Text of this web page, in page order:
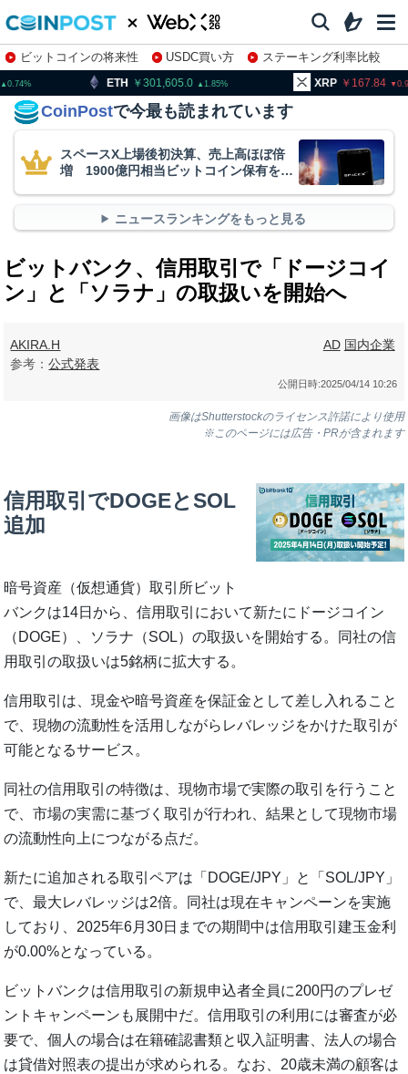
ビットコインの将来性 USDC買い方
ステーキング利率比較
株特集・関連銘柄
301,605.0 XRP 167.84 BNB
CoinPostで今最も読まれています
スペースX上場後初決算、売上高ほぼ倍
増 1900億円相当ビットコイン保有を継
ニュースランキングをもっと見る
ビットバンク、信用取引で「ドージコイ
ン」と「ソラナ」の取扱いを開始へ
AKIRA.H
参考：公式発表
AD 国内企業
公開日時:2025/04/14 10:26
画像はShutterstockのライセンス許諾により使用
※このページには広告・PRが含まれます
信用取引でDOGEとSOL
追加
暗号資産（仮想通貨）取引所ビット
バンクは14日から、信用取引において新たにドージコイン
（DOGE）、ソラナ（SOL）の取扱いを開始する。同社の信
用取引の取扱いは5銘柄に拡大する。
信用取引は、現金や暗号資産を保証金として差し入れること
で、現物の流動性を活用しながらレバレッジをかけた取引が
可能となるサービス。
同社の信用取引の特徴は、現物市場で実際の取引を行うこと
で、市場の実需に基づく取引が行われ、結果として現物市場
の流動性向上につながる点だ。
新たに追加される取引ペアは「DOGE/JPY」と「SOL/JPY」
で、最大レバレッジは2倍。同社は現在キャンペーンを実施
しており、2025年6月30日までの期間中は信用取引建玉金利
が0.00%となっている。
ビットバンクは信用取引の新規申込者全員に200円のプレゼ
ントキャンペーンも展開中だ。信用取引の利用には審査が必
要で、個人の場合は在籍確認書類と収入証明書、法人の場合
は貸借対照表の提出が求められる。なお、20歳未満の顧客は